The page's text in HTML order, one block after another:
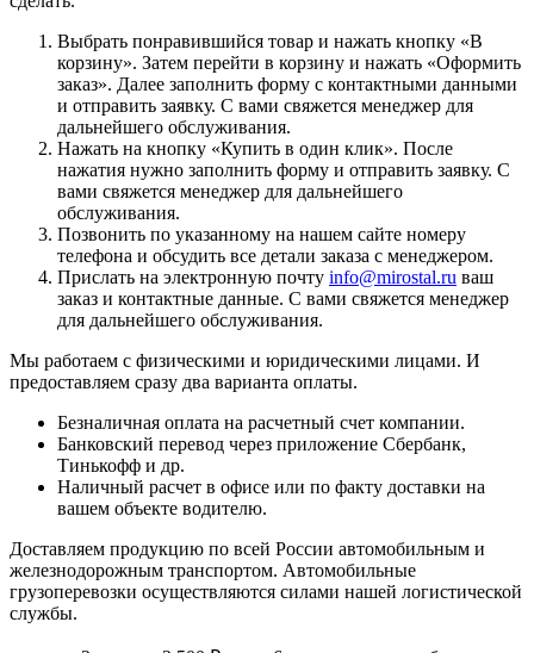
Выбрать понравившийся товар и нажать кнопку «В
корзину». Затем перейти в корзину и нажать «Оформить
заказ». Далее заполнить форму с контактными данными
и отправить заявку. С вами свяжется менеджер для
дальнейшего обслуживания.
Нажать на кнопку «Купить в один клик». После
нажатия нужно заполнить форму и отправить заявку. С
вами свяжется менеджер для дальнейшего
обслуживания.
Позвонить по указанному на нашем сайте номеру
телефона и обсудить все детали заказа с менеджером.
Прислать на электронную почту info@mirostal.ru ваш
заказ и контактные данные. С вами свяжется менеджер
для дальнейшего обслуживания.
Мы работаем с физическими и юридическими лицами. И
предоставляем сразу два варианта оплаты.
Безналичная оплата на расчетный счет компании.
Банковский перевод через приложение Сбербанк,
Тинькофф и др.
Наличный расчет в офисе или по факту доставки на
вашем объекте водителю.
Доставляем продукцию по всей России автомобильным и
железнодорожным транспортом. Автомобильные
грузоперевозки осуществляются силами нашей логистической
службы.